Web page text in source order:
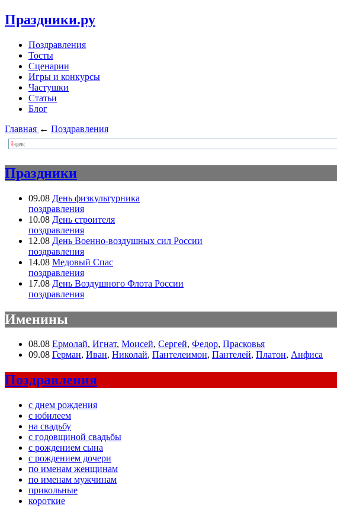
Праздники.ру
Поздравления
Тосты
Сценарии
Игры и конкурсы
Частушки
Статьи
Блог
Главная ← Поздравления
Праздники
09.08 День физкультурника
поздравления
10.08 День строителя
поздравления
12.08 День Военно-воздушных сил России
поздравления
14.08 Медовый Спас
поздравления
17.08 День Воздушного Флота России
поздравления
Именины
08.08 Ермолай, Игнат, Моисей, Сергей, Федор, Прасковья
09.08 Герман, Иван, Николай, Пантелеимон, Пантелей, Платон, Анфиса
Поздравления
с днем рождения
с юбилеем
на свадьбу
с годовщиной свадьбы
с рождением сына
с рождением дочери
по именам женщинам
по именам мужчинам
прикольные
короткие